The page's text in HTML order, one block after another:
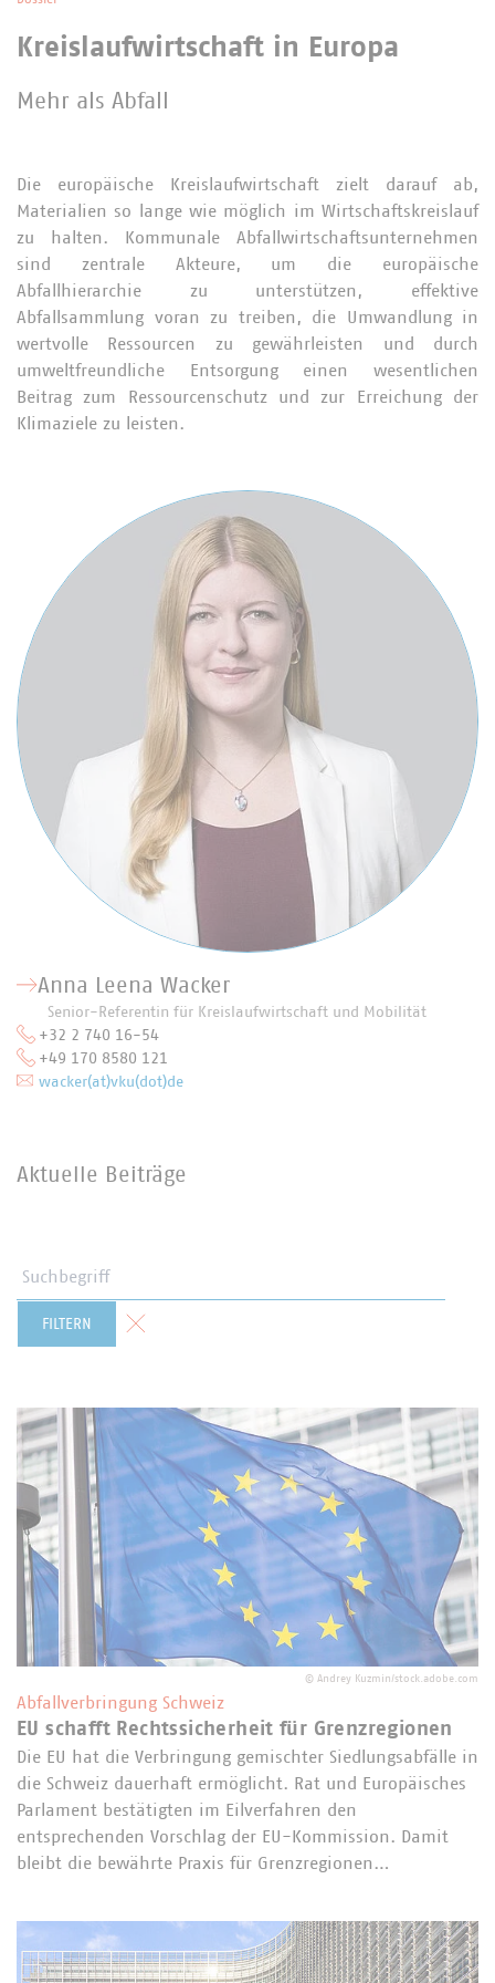
Kreislaufwirtschaft in Europa
Mehr als Abfall
Die europäische Kreislaufwirtschaft zielt darauf ab,
Materialien so lange wie möglich im Wirtschaftskreislauf
zu halten. Kommunale Abfallwirtschaftsunternehmen
sind zentrale Akteure, um die europäische
Abfallhierarchie zu unterstützen, effektive
Abfallsammlung voran zu treiben, die Umwandlung in
wertvolle Ressourcen zu gewährleisten und durch
umweltfreundliche Entsorgung einen wesentlichen
Beitrag zum Ressourcenschutz und zur Erreichung der
Klimaziele zu leisten.
Anna Leena Wacker
Senior-Referentin für Kreislaufwirtschaft und Mobilität
+32 2 740 16-54
+49 170 8580 121
wacker(at)vku(dot)de
Aktuelle Beiträge
FILTERN Formular zurücksetzen
© Andrey Kuzmin/stock.adobe.com
Abfallverbringung Schweiz
EU schafft Rechtssicherheit für Grenzregionen
Die EU hat die Verbringung gemischter Siedlungsabfälle in
die Schweiz dauerhaft ermöglicht. Rat und Europäisches
Parlament bestätigten im Eilverfahren den
entsprechenden Vorschlag der EU-Kommission. Damit
bleibt die bewährte Praxis für Grenzregionen…